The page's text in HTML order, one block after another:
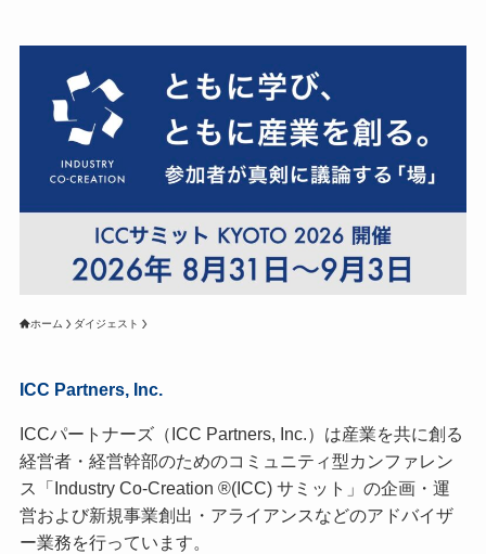
ホーム ダイジェスト
ICC Partners, Inc.
ICCパートナーズ（ICC Partners, Inc.）は産業を共に創る
経営者・経営幹部のためのコミュニティ型カンファレン
ス「Industry Co-Creation ®(ICC) サミット」の企画・運
営および新規事業創出・アライアンスなどのアドバイザ
ー業務を行っています。